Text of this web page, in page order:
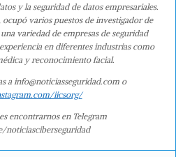
y la seguridad de datos empresariales.
ocupó varios puestos de investigador de
variedad de empresas de seguridad
en diferentes industrias como
y reconocimiento facial.
a info@noticiasseguridad.com o
iicsorg/
encontrarnos en Telegram
noticiasciberseguridad